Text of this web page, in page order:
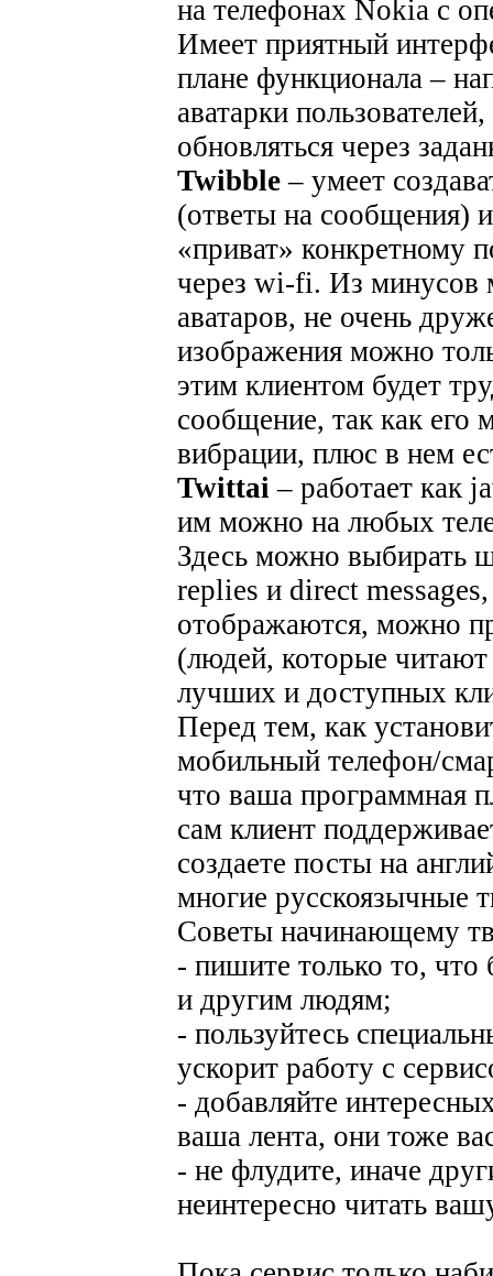
на телефонах Nokia с
Имеет приятный
плане функционала –
аватарки
обновляться через
Twibble – умеет
(ответы на сообщения)
«приват» конкретному
через wi-fi. Из минусов
аватаров, не очень
изображения можно
этим клиентом будет
сообщение, так как его
вибрации, плюс в нем
Twittai – работает как
им можно на любых
Здесь можно выбирать
replies и direct messages,
отображаются, можно
(людей, которые
лучших и доступных
Перед тем, как
мобильный телефон/
что ваша программная
сам клиент
создаете посты на
многие русскоязычные
Советы начинающему
- пишите только то, что
и другим людям;
- пользуйтесь
ускорит работу с
- добавляйте
ваша лента, они тоже
- не флудите, иначе
неинтересно читать